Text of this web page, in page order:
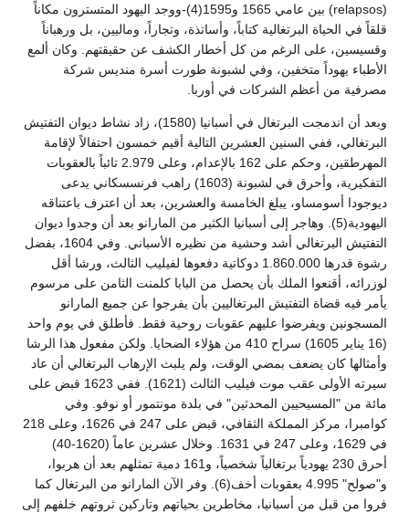
(relapsos) بين عامي 1565 و1595(4)-ووجد اليهود المتسترون مكاناً
قلقاً في الحياة البرتغالية كتاباً، وأساتذة، وتجاراً، وماليين، بل ورهباناً
وقسيسين، على الرغم من كل أخطار الكشف عن حقيقتهم. وكان ألمع
الأطباء يهوداً متخفين، وفي لشبونة طورت أسرة منديس شركة
مصرفية من أعظم الشركات في أوربا.
وبعد أن اندمجت البرتغال في أسبانيا (1580)، زاد نشاط ديوان التفتيش
البرتغالي، ففي السنين العشرين التالية أقيم خمسون احتفالاً لإقامة
المهرطقين، وحكم على 162 بالإعدام، وعلى 2.979 تائباً بالعقوبات
التفكيرية، وأحرق في لشبونة (1603) راهب فرنسسكاني يدعى
ديوجودا أسومساو، يبلغ الخامسة والعشرين، بعد أن اعترف باعتناقه
اليهودية(5). وهاجر إلى أسبانيا الكثير من المارانو بعد أن وجدوا ديوان
التفتيش البرتغالي أشد وحشية من نظيره الأسباني. وفي 1604، بفضل
رشوة قدرها 1.860.000 دوكاتية دفعوها لفيليب الثالث، ورشا أقل
لوزرائه، أقنعوا الملك بأن يحصل من البابا كلمنت الثامن على مرسوم
يأمر فيه قضاة التفتيش البرتغاليين بأن يفرجوا عن جميع المارانو
المسجونين ويفرضوا عليهم عقوبات روحية فقط. فأطلق في يوم واحد
(16 يناير 1605) سراح 410 من هؤلاء الضحايا. ولكن مفعول هذا الرشا
وأمثالها كان يضعف بمضي الوقت، ولم يلبث الإرهاب البرتغالي أن عاد
سيرته الأولى عقب موت فيليب الثالث (1621). ففي 1623 قبض على
مائة من "المسيحيين المحدثين" في بلدة مونتمور أو نوفو. وفي
كوامبرا، مركز المملكة الثقافي، قبض على 247 في 1626، وعلى 218
في 1629، وعلى 247 في 1631. وخلال عشرين عاماً (1620-40)
أحرق 230 يهودياً برتغالياً شخصياً، و161 دمية تمثلهم بعد أن هربوا،
و"صولح" 4.995 بعقوبات أخف(6). وفر الآن المارانو من البرتغال كما
فروا من قبل من أسبانيا، مخاطرين بحياتهم وتاركين ثروتهم خلفهم إلى